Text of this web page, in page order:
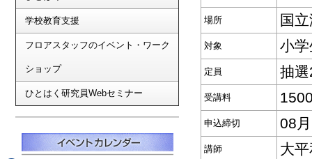
学校教育支援
フロアスタッフのイベント・ワーク
ショップ
ひとはく研究員Webセミナー
場所 国
対象 小
定員 抽
受講料
申込締切 08
講師 大